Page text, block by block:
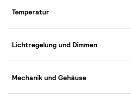
Temperatur
Lichtregelung und Dimmen
Mechanik und Gehäuse